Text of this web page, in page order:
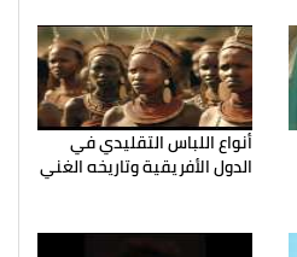
أنواع اللباس التقليدي في
الدول الأفريقية وتاريخه الغني